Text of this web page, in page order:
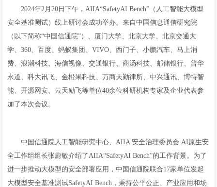
2024年2月20日下午，AIIA“SafetyAI Bench”（人工智能大模型
安全基准测试）线上研讨会成功举办。来自中国信息通信研究院
（以下简称“中国信通院”）、厦门大学、北京大学、北京交通大
学、360、百度、蚂蚁集团、VIVO、西门子、小鹏汽车、马上消
费、浪潮科技、海信视像、交通银行、商汤科技、邮储银行、普华
永道、科大讯飞、金橙果科技、万商天勤律所、中兴通讯、博特智
能、开源网安、云天励飞等单位40余位科研机构专家及企业代表参
加了本次会议。
中国信通院人工智能研究中心、AIIA 安全治理委员会 AI原生安
全工作组组长张蔚敏介绍了AIIA“SafetyAI Bench”的工作背景。为了
进一步推动大模型的安全部署应用，中国信通院联合17家单位发起
大模型安全基准测试SafetyAI Bench，秉持公平公正、产业应用和场